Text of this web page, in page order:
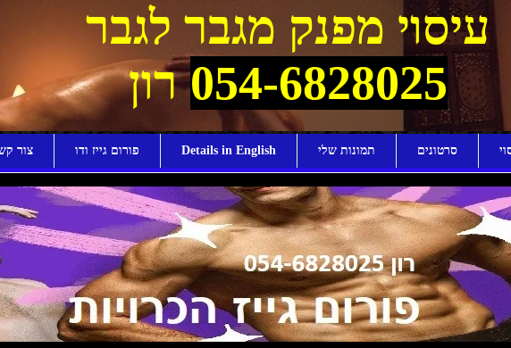
עיסוי מפנק מגבר לגבר
054-6828025רון
סרטונים תמונות שלי Details in English פורום גייז ודו צור